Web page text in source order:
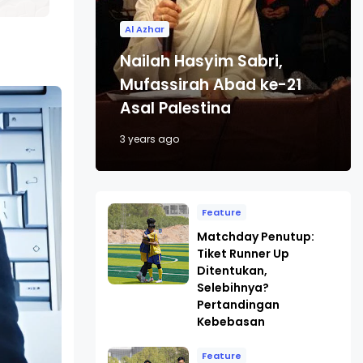
Al Azhar
Nailah Hasyim Sabri,
Mufassirah Abad ke-21
Asal Palestina
3 years ago
Feature
Matchday Penutup:
Tiket Runner Up
Ditentukan,
Selebihnya?
Pertandingan
Kebebasan
Feature